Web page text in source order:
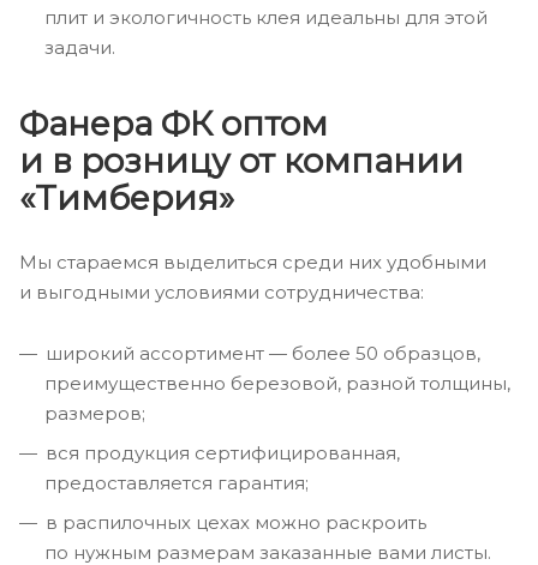
плит и экологичность клея идеальны для этой
задачи.
Фанера ФК оптом
и в розницу от компании
«Тимберия»
Мы стараемся выделиться среди них удобными
и выгодными условиями сотрудничества:
широкий ассортимент — более 50 образцов,
преимущественно березовой, разной толщины,
размеров;
вся продукция сертифицированная,
предоставляется гарантия;
в распилочных цехах можно раскроить
по нужным размерам заказанные вами листы.